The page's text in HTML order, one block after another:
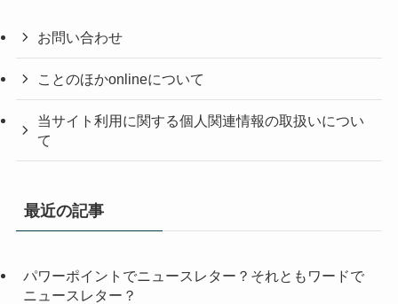
お問い合わせ
ことのほかonlineについて
当サイト利用に関する個人関連情報の取扱いについ
て
最近の記事
パワーポイントでニュースレター？それともワードで
ニュースレター？